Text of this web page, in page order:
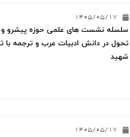
1405/05/17
سلسله نشست های علمی حوزه پیشرو و
تحول در دانش ادبیات عرب و ترجمه با
شهید
1405/05/17